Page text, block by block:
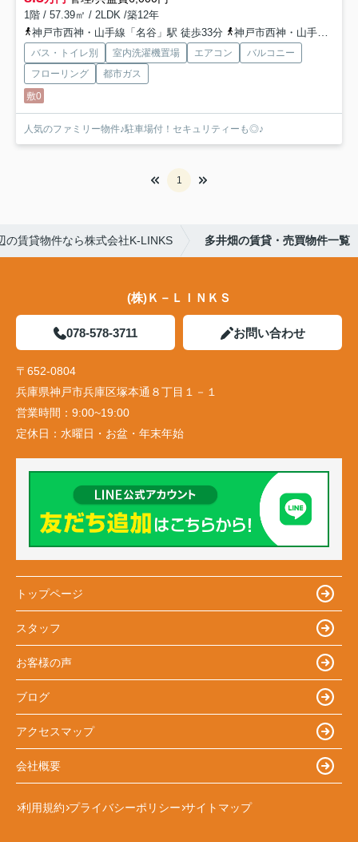
1階 / 57.39㎡ / 2LDK /築12年
神戸市西神・山手線「名谷」駅 徒歩33分
神戸市西神・山手線「妙法寺」駅 徒歩38分
バス・トイレ別 室内洗濯機置場 エアコン
バルコニー
フローリング
都市ガス
敷0
人気のファミリー物件♪駐車場付！セキュリティーも◎♪
1
の賃貸物件なら株式会社K-LINKS 多井畑の賃貸・売買物件一覧
(株)Ｋ－ＬＩＮＫＳ
078-578-3711 お問い合わせ
〒652-0804
兵庫県神戸市兵庫区塚本通８丁目１－１
営業時間： 9:00~19:00
定休日： 水曜日・お盆・年末年始
トップページ
スタッフ
お客様の声
ブログ
アクセスマップ
会社概要
利用規約 プライバシーポリシー サイトマップ